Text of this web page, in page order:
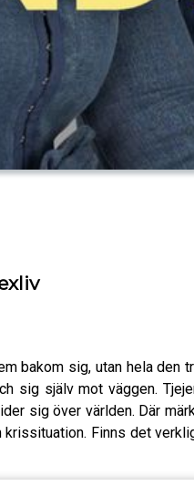
bakom sig, utan hela
sig själv mot väggen.
sig över världen. Där
Finns det